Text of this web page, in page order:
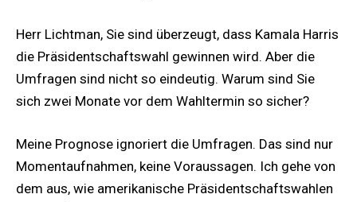
Herr Lichtman, Sie sind überzeugt, dass Kamala Harris
die Präsidentschaftswahl gewinnen wird. Aber die
Umfragen sind nicht so eindeutig. Warum sind Sie
sich zwei Monate vor dem Wahltermin so sicher?
Meine Prognose ignoriert die Umfragen. Das sind nur
Momentaufnahmen, keine Voraussagen. Ich gehe von
dem aus, wie amerikanische Präsidentschaftswahlen